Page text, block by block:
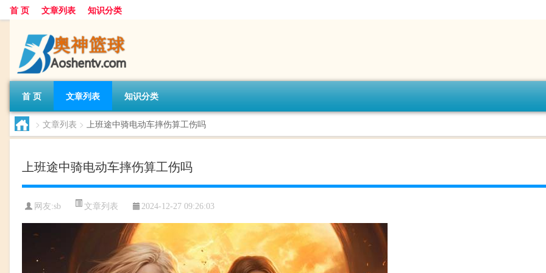
首 页 文章列表 知识分类
首 页 文章列表 知识分类
> 文章列表 > 上班途中骑电动车摔伤算工伤吗
上班途中骑电动车摔伤算工伤吗
网友:sb 文章列表 2024-12-27 09:26:03